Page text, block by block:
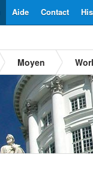
Contact
Aide
Moyen